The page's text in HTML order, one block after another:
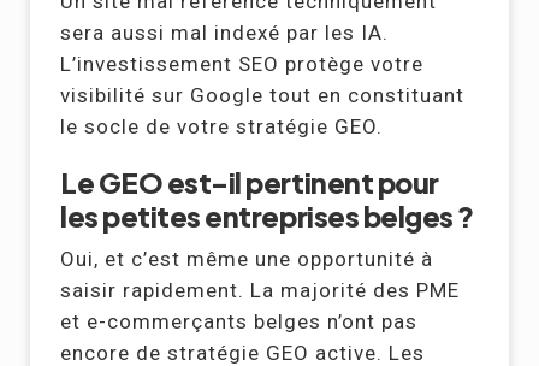
sera aussi mal indexé par les IA.
L’investissement SEO protège votre
visibilité sur Google tout en constituant
le socle de votre stratégie GEO.
Le GEO est-il pertinent pour
les petites entreprises belges ?
Oui, et c’est même une opportunité à
saisir rapidement. La majorité des PME
et e-commerçants belges n’ont pas
encore de stratégie GEO active. Les